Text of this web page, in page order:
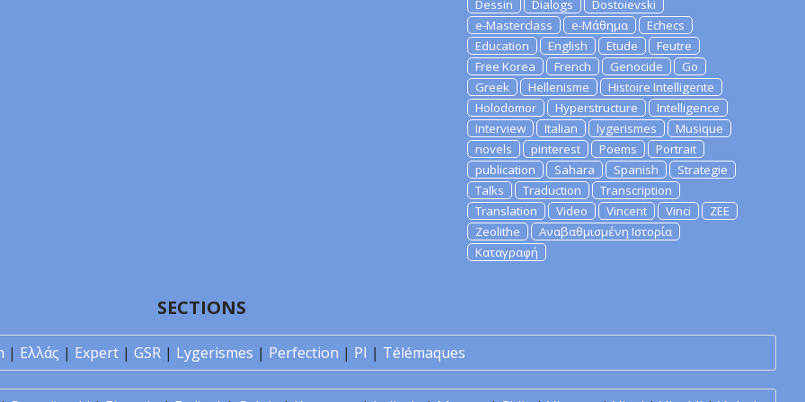
Dessin
Dialogs
Dostoievski
e-Masterclass
e-Μάθημα
Echecs
Education
English Etude
Feutre
Free Korea
French Genocide
Go
Greek
Hellenisme
Histoire Intelligente
Holodomor
Hyperstructure
Intelligence
Interview
Italian lygerismes
Musique
novels
pinterest Poems
Portrait
publication
Sahara Spanish
Strategie
Talks
Traduction
Transcription
Translation
Video Vincent Vinci
ZEE
Zeolithe
Αναβαθμισμένη Ιστορία
Καταγραφή
SECTIONS
| Ελλάς | Expert | GSR | Lygerismes | Perfection | PI | Télémaques